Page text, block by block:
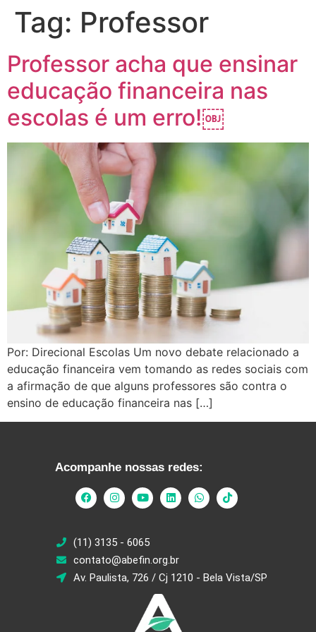
Tag: Professor
Professor acha que ensinar
educação financeira nas
escolas é um erro!￼
Por: Direcional Escolas Um novo debate relacionado a
educação financeira vem tomando as redes sociais com
a afirmação de que alguns professores são contra o
ensino de educação financeira nas […]
Acompanhe nossas redes:
(11) 3135 - 6065
contato@abefin.org.br
Av. Paulista, 726 / Cj 1210 - Bela Vista/SP